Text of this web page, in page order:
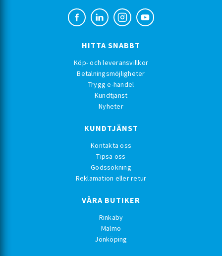
HITTA SNABBT
Köp- och leveransvillkor
Betalningsmöjligheter
Trygg e-handel
Kundtjänst
Nyheter
KUNDTJÄNST
Kontakta oss
Tipsa oss
Godssökning
Reklamation eller retur
VÅRA BUTIKER
Rinkaby
Malmö
Jönköping